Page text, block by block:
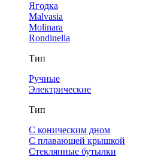
Ягодка
Malvasia
Molinara
Rondinella
Тип
Ручные
Электрические
Тип
С коническим дном
С плавающей крышкой
Стеклянные бутылки